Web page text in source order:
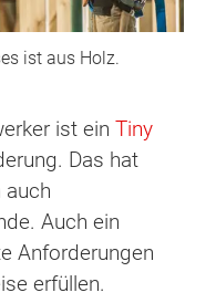
ist aus Holz.
ist ein Tiny
Das hat
auch
Auch ein
Anforderungen
erfüllen.